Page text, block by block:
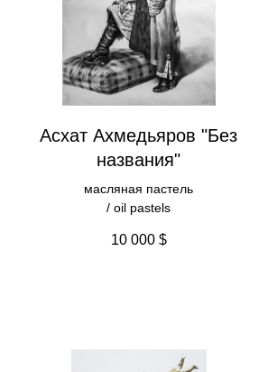
Асхат Ахмедьяров "Без
названия"
масляная пастель
/ oil pastels
10 000 $